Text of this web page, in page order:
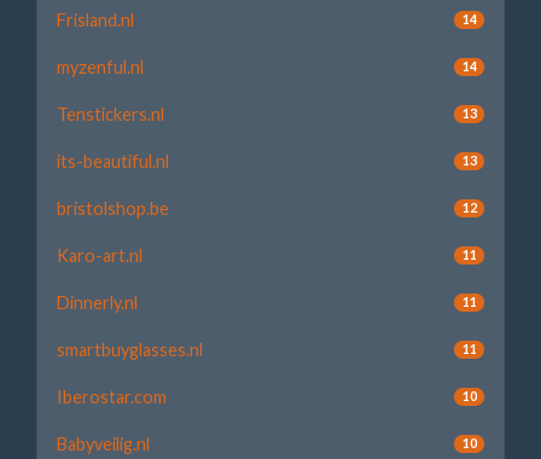
Frisland.nl 14
myzenful.nl 14
Tenstickers.nl 13
its-beautiful.nl 13
bristolshop.be 12
Karo-art.nl 11
Dinnerly.nl 11
smartbuyglasses.nl 11
Iberostar.com 10
Babyveilig.nl 10